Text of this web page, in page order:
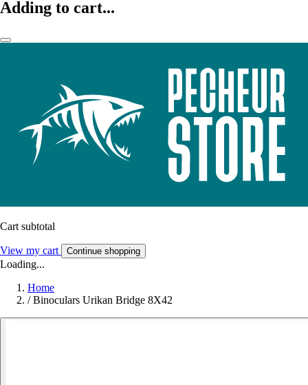
Adding to cart...
Cart subtotal
View my cart Continue shopping
Loading...
Home
/ Binoculars Urikan Bridge 8X42